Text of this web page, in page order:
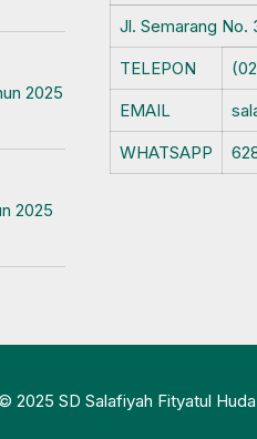
2025
2025
Jl. Semarang No.
TELEPON
EMAIL
WHATSAPP
2025 SD Salafiyah Fityatul